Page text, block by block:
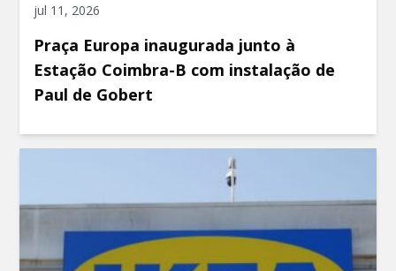
jul 11, 2026
Praça Europa inaugurada junto à
Estação Coimbra-B com instalação de
Paul de Gobert